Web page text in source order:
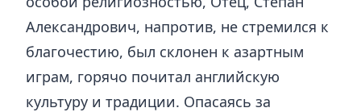
Александрович, напротив, не стремился к
благочестию, был склонен к азартным
играм, горячо почитал английскую
культуру и традиции. Опасаясь за